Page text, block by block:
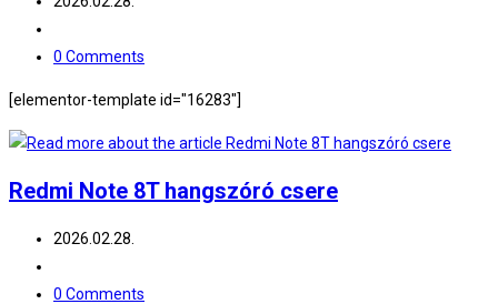
category:
Post
0 Comments
[elementor-template id="16283"]
Redmi Note 8T hangszóró csere
Post
2026.02.28.
category:
Post
0 Comments